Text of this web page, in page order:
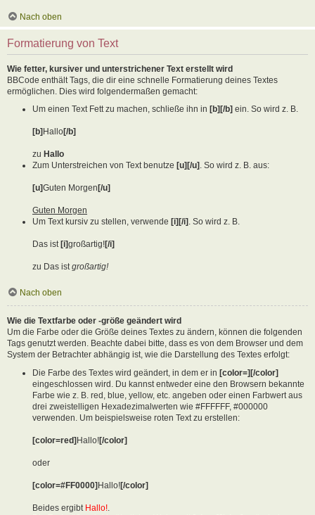
Nach oben
Formatierung von Text
Wie fetter, kursiver und unterstrichener Text erstellt wird
BBCode enthält Tags, die dir eine schnelle Formatierung deines Textes
ermöglichen. Dies wird folgendermaßen gemacht:
Um einen Text Fett zu machen, schließe ihn in [b][/b] ein. So wird z. B.
[b] Hallo[/b]
zu Hallo
Zum Unterstreichen von Text benutze [u][/u] . So wird z. B. aus:
[u]Guten Morgen [/u]
Guten Morgen
Um Text kursiv zu stellen, verwende [i][/i] . So wird z. B.
Das ist [i]großartig![/i]
zu Das istgroßartig!
Nach oben
Wie die Textfarbe oder -größe geändert wird
Um die Farbe oder die Größe deines Textes zu ändern, können die folgenden
Tags genutzt werden. Beachte dabei bitte, dass es von dem Browser und dem
System der Betrachter abhängig ist, wie die Darstellung des Textes erfolgt:
Die Farbe des Textes wird geändert, in dem er in [color=][/color]
eingeschlossen wird. Du kannst entweder eine den Browsern bekannte
Farbe wie z. B. red, blue, yellow, etc. angeben oder einen Farbwert aus
drei zweistelligen Hexadezimalwerten wie #FFFFFF, #000000
verwenden. Um beispielsweise roten Text zu erstellen:
[color=red]Hallo![/color]
oder
[color=#FF0000]Hallo![/color]
Beides ergibt Hallo!